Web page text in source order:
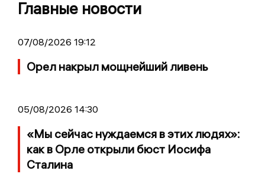
Главные новости
07/08/2026 19:12
Орел накрыл мощнейший ливень
05/08/2026 14:30
«Мы сейчас нуждаемся в этих людях»:
как в Орле открыли бюст Иосифа
Сталина